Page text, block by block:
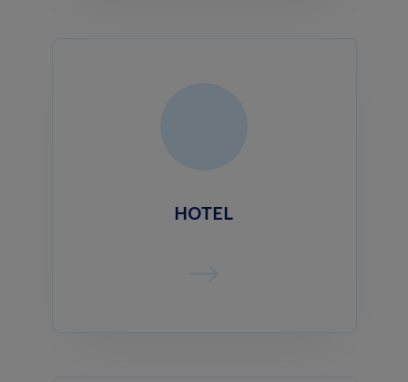
HOTEL